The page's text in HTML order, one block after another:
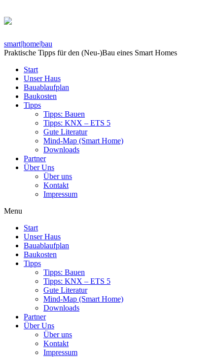
smart|home|bau
Praktische Tipps für den (Neu-)Bau eines Smart Homes
Start
Unser Haus
Bauablaufplan
Baukosten
Tipps
Tipps: Bauen
Tipps: KNX – ETS 5
Gute Literatur
Mind-Map (Smart Home)
Downloads
Partner
Über Uns
Über uns
Kontakt
Impressum
Menu
Start
Unser Haus
Bauablaufplan
Baukosten
Tipps
Tipps: Bauen
Tipps: KNX – ETS 5
Gute Literatur
Mind-Map (Smart Home)
Downloads
Partner
Über Uns
Über uns
Kontakt
Impressum